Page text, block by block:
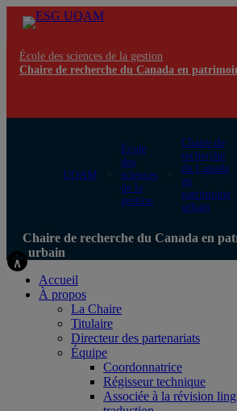
École des sciences de la gestion
Chaire de recherche du Canada en
UQAM
École
des
sciences
de la
gestion
Chaire de
recherche
du Canada
en
patrimoine
urbain
Chaire de recherche du Canada en
urbain
Accueil
À propos
La Chaire
Titulaire
Directeur des partenariats
Équipe
Coordonnatrice
Régisseur technique
Associée à la révision